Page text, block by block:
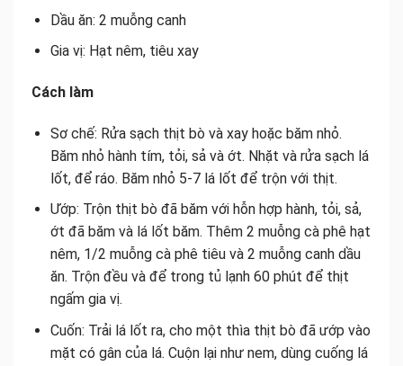
Dầu ăn: 2 muỗng canh
Gia vị: Hạt nêm, tiêu xay
Cách làm
Sơ chế: Rửa sạch thịt bò và xay hoặc băm nhỏ.
Băm nhỏ hành tím, tỏi, sả và ớt. Nhặt và rửa sạch lá
lốt, để ráo. Băm nhỏ 5-7 lá lốt để trộn với thịt.
Ướp: Trộn thịt bò đã băm với hỗn hợp hành, tỏi, sả,
ớt đã băm và lá lốt băm. Thêm 2 muỗng cà phê hạt
nêm, 1/2 muỗng cà phê tiêu và 2 muỗng canh dầu
ăn. Trộn đều và để trong tủ lạnh 60 phút để thịt
ngấm gia vị.
Cuốn: Trải lá lốt ra, cho một thìa thịt bò đã ướp vào
mặt có gân của lá. Cuộn lại như nem, dùng cuống lá